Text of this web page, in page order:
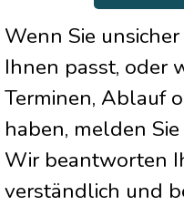
Wenn Sie
Ihnen passt, oder
Terminen, Ablauf
haben, melden
Wir beantworten
verständlich und